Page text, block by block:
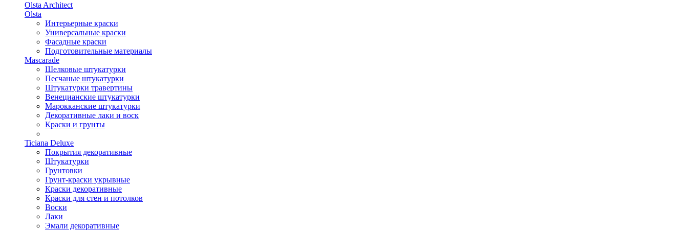
Olsta Architect
Olsta
Интерьерные краски
Универсальные краски
Фасадные краски
Подготовительные материалы
Mascarade
Шелковые штукатурки
Песчаные штукатурки
Штукатурки травертины
Венецианские штукатурки
Марокканские штукатурки
Декоративные лаки и воск
Краски и грунты
Ticiana Deluxe
Покрытия декоративные
Штукатурки
Грунтовки
Грунт-краски укрывные
Краски декоративные
Краски для стен и потолков
Воски
Лаки
Эмали декоративные